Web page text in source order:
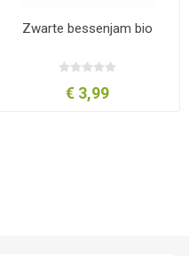
Zwarte bessenjam bio
€ 3,99